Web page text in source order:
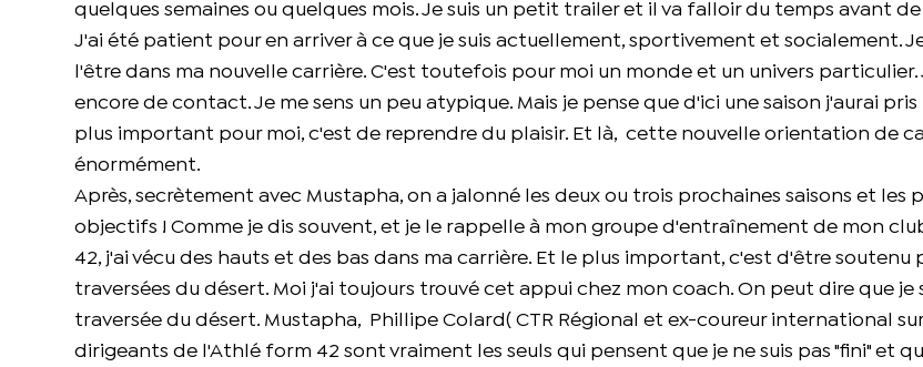
quelques semaines ou quelques mois. Je suis un petit trailer et il va falloir du temps avant
J'ai été patient pour en arriver à ce que je suis actuellement, sportivement et socialement.
l'être dans ma nouvelle carrière. C'est toutefois pour moi un monde et un univers particulier.
encore de contact. Je me sens un peu atypique. Mais je pense que d'ici une saison j'aurai pris
plus important pour moi, c'est de reprendre du plaisir. Et là, cette nouvelle orientation de
énormément.
Après, secrètement avec Mustapha, on a jalonné les deux ou trois prochaines saisons et les
objectifs ! Comme je dis souvent, et je le rappelle à mon groupe d'entraînement de mon club
42, j'ai vécu des hauts et des bas dans ma carrière. Et le plus important, c'est d'être
traversées du désert. Moi j'ai toujours trouvé cet appui chez mon coach. On peut dire que je
traversée du désert. Mustapha, Phillipe Colard( CTR Régional et ex-coureur international
dirigeants de l'Athlé form 42 sont vraiment les seuls qui pensent que je ne suis pas "fini" et